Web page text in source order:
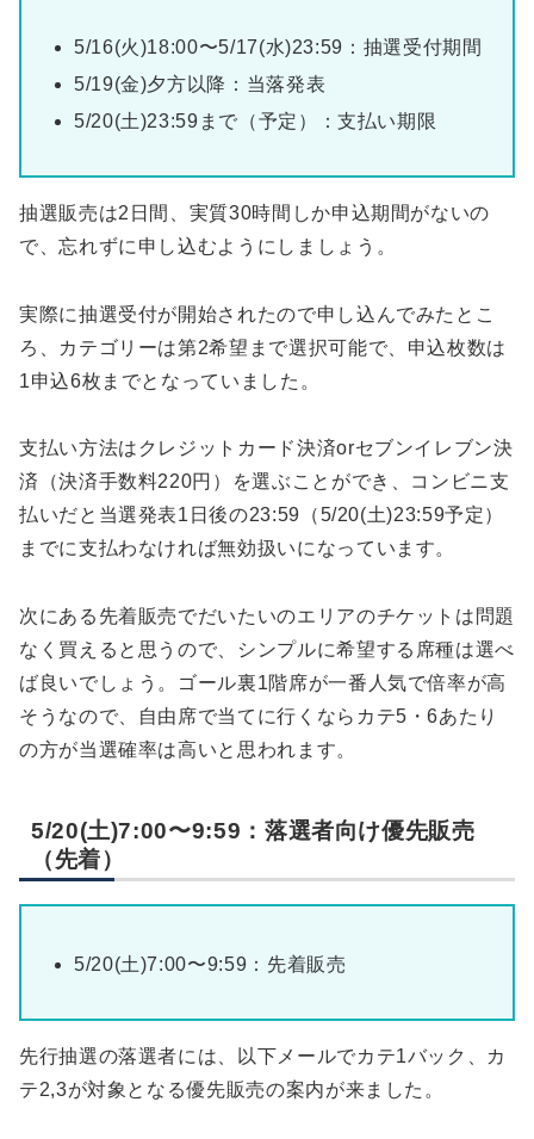
5/16(火)18:00〜5/17(水)23:59：抽選受付期間
5/19(金)夕方以降：当落発表
5/20(土)23:59まで（予定）：支払い期限
抽選販売は2日間、実質30時間しか申込期間がないの
で、忘れずに申し込むようにしましょう。
実際に抽選受付が開始されたので申し込んでみたとこ
ろ、カテゴリーは第2希望まで選択可能で、申込枚数は
1申込6枚までとなっていました。
支払い方法はクレジットカード決済orセブンイレブン決
済（決済手数料220円）を選ぶことができ、コンビニ支
払いだと当選発表1日後の23:59（5/20(土)23:59予定）
までに支払わなければ無効扱いになっています。
次にある先着販売でだいたいのエリアのチケットは問題
なく買えると思うので、シンプルに希望する席種は選べ
ば良いでしょう。ゴール裏1階席が一番人気で倍率が高
そうなので、自由席で当てに行くならカテ5・6あたり
の方が当選確率は高いと思われます。
5/20(土)7:00〜9:59：落選者向け優先販売
（先着）
5/20(土)7:00〜9:59：先着販売
先行抽選の落選者には、以下メールでカテ1バック、カ
テ2,3が対象となる優先販売の案内が来ました。